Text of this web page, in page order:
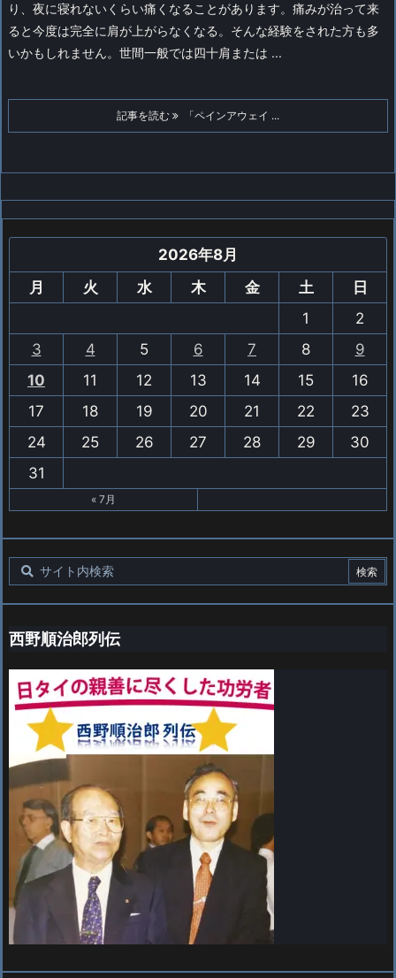
り、夜に寝れないくらい痛くなることがあります。痛みが治って来
ると今度は完全に肩が上がらなくなる。そんな経験をされた方も多
いかもしれません。 世間一般では四十肩または ...
記事を読む 「ペインアウェイ ...
2026年8月
月
火 水 木 金 土
日
1
2
3
4 5 6 7 8
9
10
11 12 13 14 15
16
17
18 19 20 21 22
23
24
25 26 27 28 29
30
31
« 7月
西野順治郎列伝